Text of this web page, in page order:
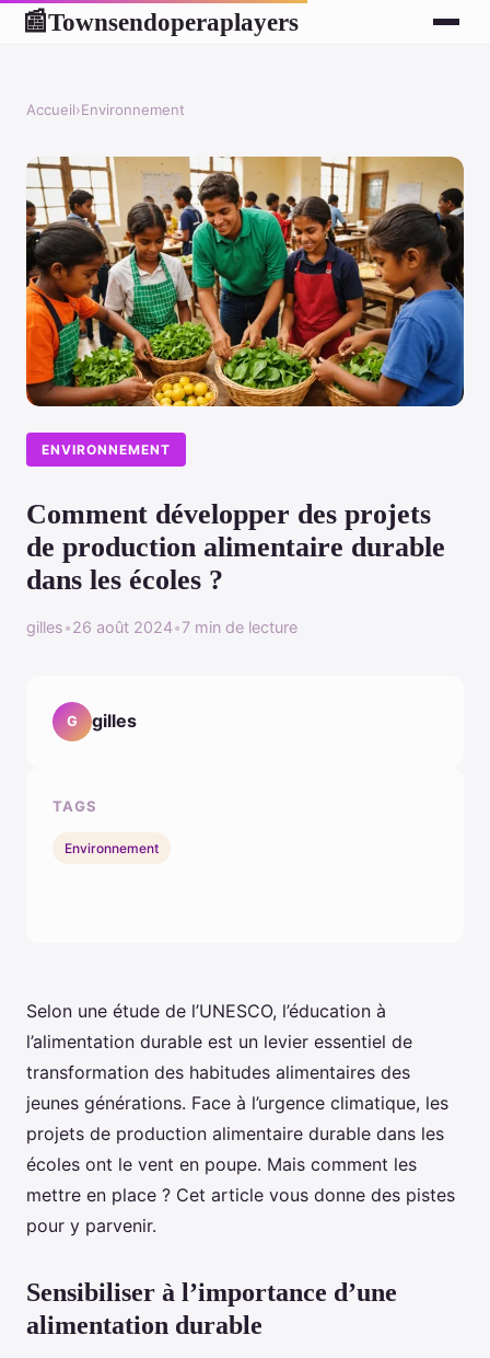
📰Townsendoperaplayers
Accueil›Environnement
ENVIRONNEMENT
Comment développer des projets
de production alimentaire durable
dans les écoles ?
gilles•26 août 2024•7 min de lecture
Selon une étude de l’UNESCO, l’éducation à
l’alimentation durable est un levier essentiel de
transformation des habitudes alimentaires des
jeunes générations. Face à l’urgence climatique, les
projets de production alimentaire durable dans les
écoles ont le vent en poupe. Mais comment les
mettre en place ? Cet article vous donne des pistes
pour y parvenir.
Sensibiliser à l’importance d’une
alimentation durable
G gilles
TAGS
Environnement